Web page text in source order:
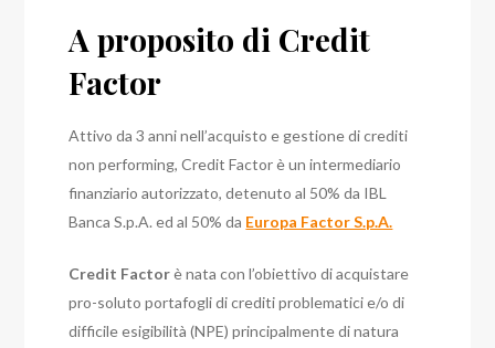
A proposito di Credit
Factor
Attivo da 3 anni nell’acquisto e gestione di crediti
non performing, Credit Factor è un intermediario
finanziario autorizzato, detenuto al 50% da IBL
Banca S.p.A. ed al 50% da Europa Factor S.p.A.
Credit Factorè nata con l’obiettivo di acquistare
pro-soluto portafogli di crediti problematici e/o di
difficile esigibilità (NPE) principalmente di natura